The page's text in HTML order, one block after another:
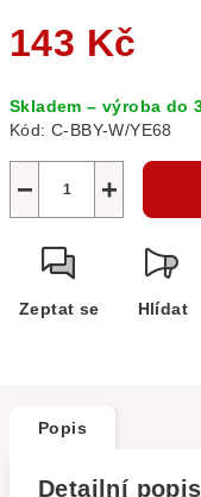
143 Kč
cena:
Skladem – výroba do
Kód: C-BBY-W/YE68
+
−
Zeptat se Hlídat
Popis
Detailní